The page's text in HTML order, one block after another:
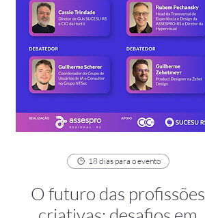
18 dias para o evento
O futuro das profissões